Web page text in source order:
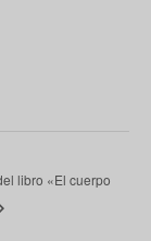
libro «El cuerpo